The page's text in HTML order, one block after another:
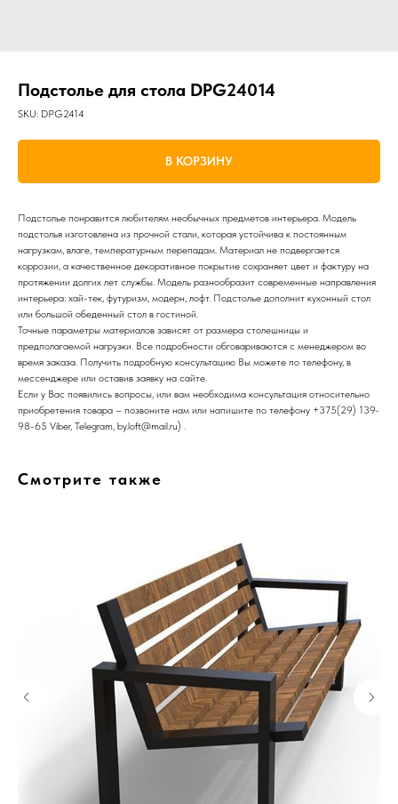
Подстолье для стола DPG24014
SKU: DPG2414
В КОРЗИНУ
Подстолье понравится любителям необычных предметов интерьера. Модель
подстолья изготовлена из прочной стали, которая устойчива к постоянным
нагрузкам, влаге, температурным перепадам. Материал не подвергается
коррозии, а качественное декоративное покрытие сохраняет цвет и фактуру на
протяжении долгих лет службы. Модель разнообразит современные направления
интерьера: хай-тек, футуризм, модерн, лофт. Подстолье дополнит кухонный стол
или большой обеденный стол в гостиной.
Точные параметры материалов зависят от размера столешницы и
предполагаемой нагрузки. Все подробности обговариваются с менеджером во
время заказа. Получить подробную консультацию Вы можете по телефону, в
мессенджере или оставив заявку на сайте.
Если у Вас появились вопросы, или вам необходима консультация относительно
приобретения товара – позвоните нам или напишите по телефону +375(29) 139-
98-65 Viber, Telegram, by.loft@mail.ru) .
Смотрите также